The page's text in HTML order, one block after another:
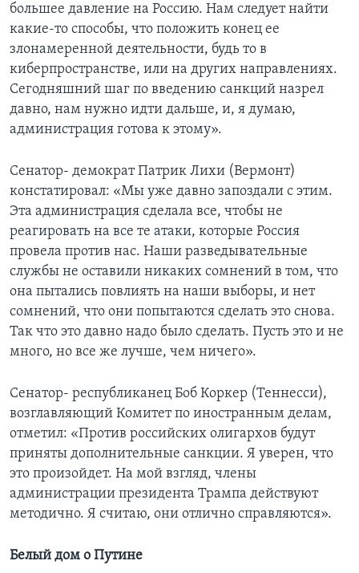
большее давление на Россию. Нам следует найти
какие-то способы, что положить конец ее
злонамеренной деятельности, будь то в
киберпространстве, или на других направлениях.
Сегодняшний шаг по введению санкций назрел
давно, нам нужно идти дальше, и, я думаю,
администрация готова к этому».
Сенатор- демократ Патрик Лихи (Вермонт)
констатировал: «Мы уже давно запоздали с этим.
Эта администрация сделала все, чтобы не
реагировать на все те атаки, которые Россия
провела против нас. Наши разведывательные
службы не оставили никаких сомнений в том, что
она пытались повлиять на наши выборы, и нет
сомнений, что они попытаются сделать это снова.
Так что это давно надо было сделать. Пусть это и не
много, но все же лучше, чем ничего».
Сенатор- республиканец Боб Коркер (Теннесси),
возглавляющий Комитет по иностранным делам,
отметил: «Против российских олигархов будут
приняты дополнительные санкции. Я уверен, что
это произойдет. На мой взгляд, члены
администрации президента Трампа действуют
методично. Я считаю, они отлично справляются».
Белый дом о Путине